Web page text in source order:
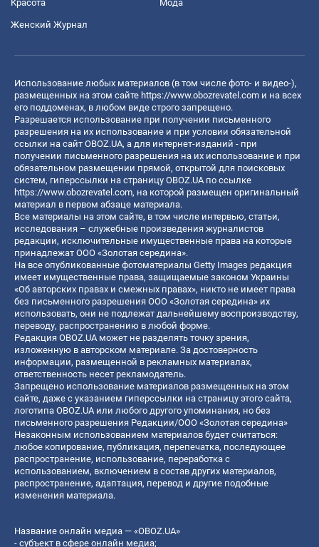
Красота Мода
Женский Журнал
Использование любых материалов (в том числе фото- и видео-),
размещенных на этом сайте https://www.obozrevatel.com и на всех
его поддоменах, в любом виде строго запрещено.
Разрешается использование при получении письменного
разрешения на их использование и при условии обязательной
ссылки на сайт OBOZ.UA, а для интернет-изданий - при
получении письменного разрешения на их использование и при
обязательном размещении прямой, открытой для поисковых
систем, гиперссылки на страницу OBOZ.UA по ссылке
https://www.obozrevatel.com, на которой размещен оригинальный
материал в первом абзаце материала.
Все материалы на этом сайте, в том числе интервью, статьи,
исследования – служебные произведения журналистов
редакции, исключительные имущественные права на которые
принадлежат ООО «Золотая середина».
На все опубликованные фотоматериалы Getty Images редакция
имеет имущественные права, защищаемые законом Украины
«Об авторских правах и смежных правах», никто не имеет права
без письменного разрешения ООО «Золотая середина» их
использовать, они не подлежат дальнейшему воспроизводству,
переводу, распространению в любой форме.
Редакция OBOZ.UA может не разделять точку зрения,
изложенную в авторском материале. За достоверность
информации, размещенной в рекламных материалах,
ответственность несет рекламодатель.
Запрещено использование материалов размещенных на этом
сайте, даже с указанием гиперссылки на страницу этого сайта,
логотипа OBOZ.UA или любого другого упоминания, но без
письменного разрешения Редакции/ООО «Золотая середина»
Незаконным использованием материалов будет считаться:
любое копирование, публикация, перепечатка, последующее
распространение, использование, переработка с
использованием, включением в состав других материалов,
распространение, адаптация, перевод и другие подобные
изменения материала.
Название онлайн медиа — «OBOZ.UA»
- субъект в сфере онлайн медиа;